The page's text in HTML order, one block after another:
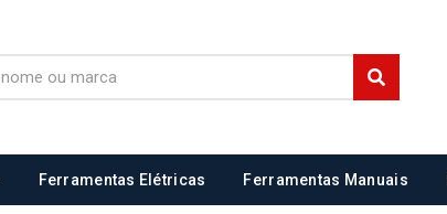
Ferramentas Elétricas Ferramentas Manuais